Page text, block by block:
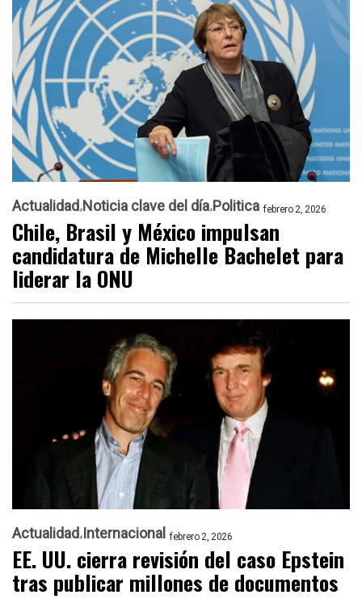
Actualidad Noticia clave del día Politica febrero 2, 2026
Chile, Brasil y México impulsan
candidatura de Michelle Bachelet para
liderar la ONU
Actualidad Internacional febrero 2, 2026
EE. UU. cierra revisión del caso Epstein
tras publicar millones de documentos